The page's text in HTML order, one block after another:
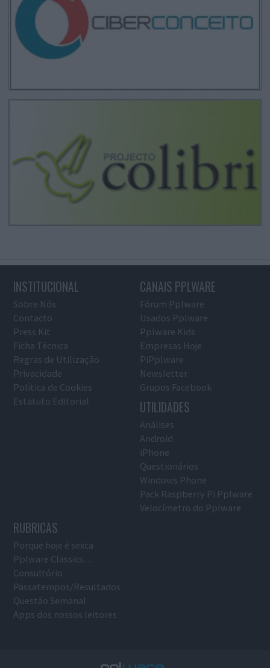
INSTITUCIONAL
Sobre Nós
Contacto
Press Kit
Ficha Técnica
Regras de Utilização
Privacidade
Política de Cookies
Estatuto Editorial
CANAIS PPLWARE
Fórum Pplware
Usados Pplware
Pplware Kids
Empresas Hoje
PiPplware
Newsletter
Grupos Facebook
UTILIDADES
Análises
Android
iPhone
Questionários
Windows Phone
Pack Raspberry Pi Pplware
Velocímetro do Pplware
RUBRICAS
Porque hoje é sexta
Pplware Classics…
Consultório
Passatempos/Resultados
Questão Semanal
Apps dos nossos leitores